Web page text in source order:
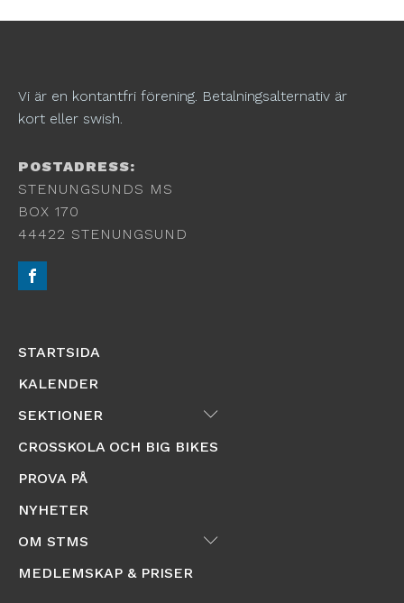
Vi är en kontantfri förening. Betalningsalternativ är
kort eller swish.
POSTADRESS:
STENUNGSUNDS MS
BOX 170
44422 STENUNGSUND
STARTSIDA
KALENDER
SEKTIONER
Submenu
CROSSKOLA OCH BIG BIKES
PROVA PÅ
NYHETER
OM STMS
Submenu
MEDLEMSKAP & PRISER